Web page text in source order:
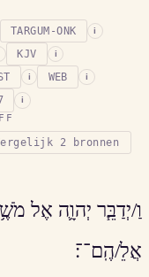
TARGUM-ONK i
KJV i
i WEB i
i
2 bronnen
וַ/יְדַבֵּ֧ר יְהוָ֛ה אֶל
אֲלֵ/הֶֽם־־׃